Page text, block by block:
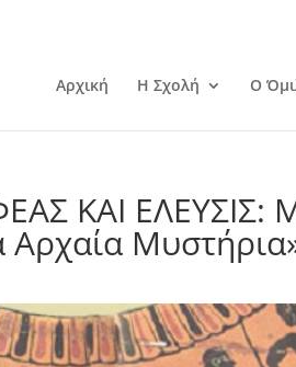
Αρχική Η Σχολή Ο
ΚΑΙ ΕΛΕΥΣΙΣ: